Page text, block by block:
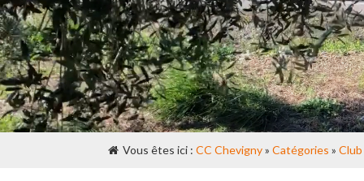
Vous êtes ici : CC Chevigny» Catégories » Club